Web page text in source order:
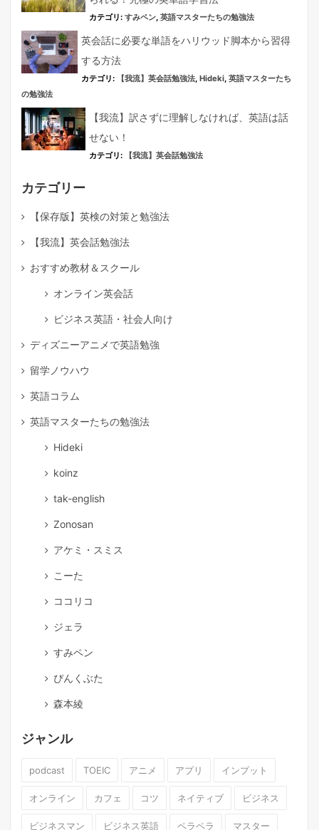
カテゴリ: すみペン, 英語マスターたちの勉強法
英会話に必要な単語をハリウッド脚本から習得
する方法
カテゴリ: 【我流】英会話勉強法, Hideki, 英語マスターたち
の勉強法
【我流】訳さずに理解しなければ、英語は話
せない！
カテゴリ: 【我流】英会話勉強法
カテゴリー
【保存版】英検の対策と勉強法
【我流】英会話勉強法
おすすめ教材＆スクール
オンライン英会話
ビジネス英語・社会人向け
ディズニーアニメで英語勉強
留学ノウハウ
英語コラム
英語マスターたちの勉強法
Hideki
koinz
tak-english
Zonosan
アケミ・スミス
こーた
ココリコ
ジェラ
すみペン
ぴんくぶた
森本綾
ジャンル
podcast TOEIC アニメ アプリ インプット
オンライン カフェ コツ ネイティブ ビジネス
ビジネスマン ビジネス英語 ペラペラ マスター